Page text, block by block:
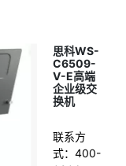
思科WS-
C6509-
V-E高端
企业级交
换机
联系方
式：400-